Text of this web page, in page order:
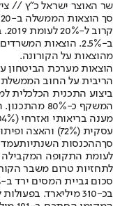
שר האוצר ישראל כ"ץ //
מהוצאות על הקורונה.
הריבית על החוב הממשלתי הסתכם
עסקית (72%) והאצה ופיתוח המשק עם 46% ביצוע בלבד.
סךההכנסות השנתיות
לתחזיות טרום משבר
בכ-310 מיליארד.